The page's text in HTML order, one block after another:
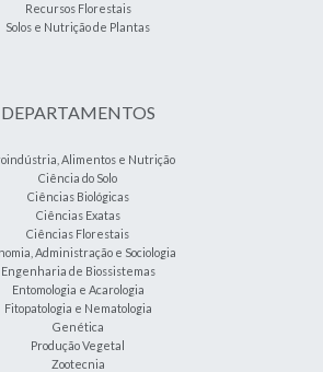
Recursos Florestais
Solos e Nutrição de Plantas
DEPARTAMENTOS
Alimentos e Nutrição
Ciência do Solo
Ciências Biológicas
Ciências Exatas
Ciências Florestais
Administração e Sociologia
Engenharia de Biossistemas
Entomologia e Acarologia
Fitopatologia e Nematologia
Genética
Produção Vegetal
Zootecnia